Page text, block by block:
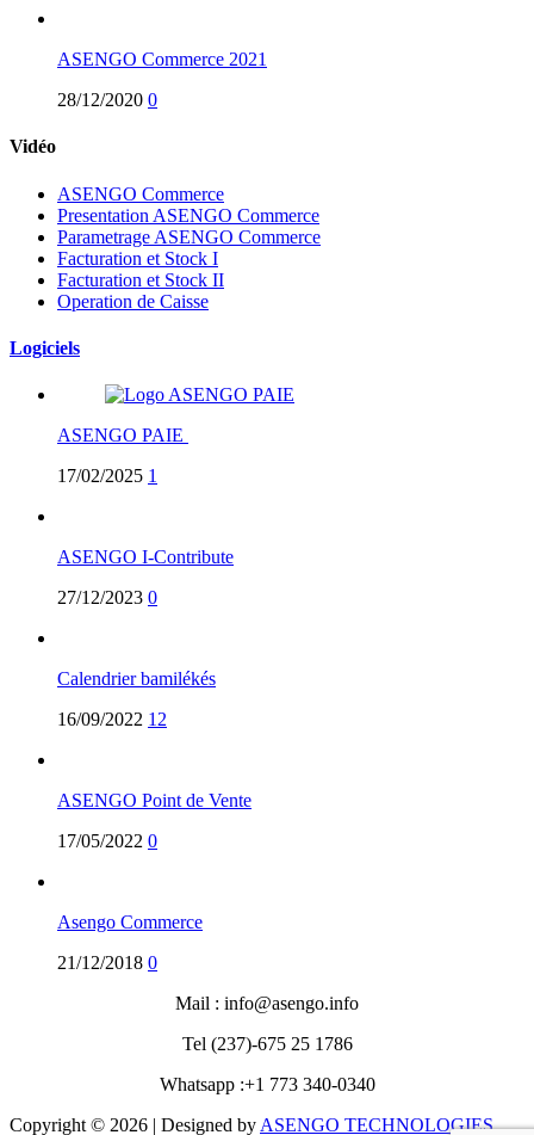
ASENGO Commerce 2021
28/12/2020 0
Vidéo
ASENGO Commerce
Presentation ASENGO Commerce
Parametrage ASENGO Commerce
Facturation et Stock I
Facturation et Stock II
Operation de Caisse
Logiciels
ASENGO PAIE
17/02/2025 1
ASENGO I-Contribute
27/12/2023 0
Calendrier bamilékés
16/09/2022 12
ASENGO Point de Vente
17/05/2022 0
Asengo Commerce
21/12/2018 0
Mail : info@asengo.info
Tel (237)-675 25 1786
Whatsapp :+1 773 340-0340‬
Copyright © 2026 | Designed by ASENGO TECHNOLOGIES